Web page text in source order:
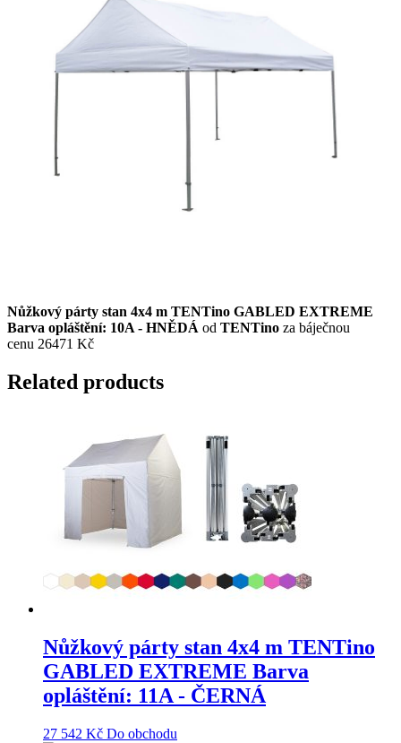
Nůžkový párty stan 4x4 m TENTino GABLED EXTREME
Barva opláštění: 10A - HNĚDÁ od TENTino za báječnou
cenu 26471 Kč
Related products
Nůžkový párty stan 4x4 m TENTino
GABLED EXTREME Barva
opláštění: 11A - ČERNÁ
27 542 Kč Do obchodu